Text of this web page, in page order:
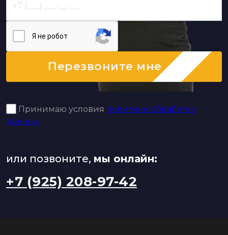
Я нe poбoт
Перезвоните мне
Принимаю условия политики обработки
данных
или позвоните, мы онлайн:
+7 (925) 208-97-42